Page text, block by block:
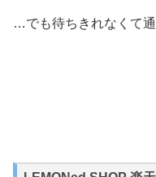
…でも待ちきれなくて